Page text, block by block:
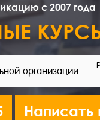
с 2007 года
организации
Написать